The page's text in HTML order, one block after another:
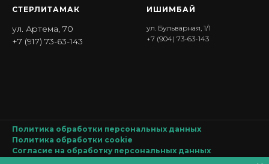
СТЕРЛИТАМАК
ул. Артема, 70
+7 (917) 73-63-143
ИШИМБА Й
ул. Бульварная, 1/1
+7 (904) 73-63-143
Политика обработки персональных данных
Политика обработки cookie
Согласие на обработку персональных данных